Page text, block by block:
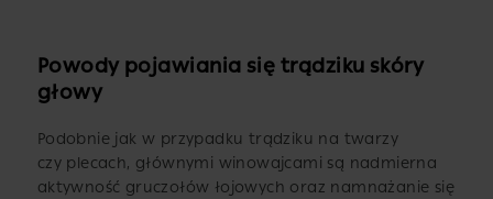
Powody pojawiania się trądziku skóry
głowy
Podobnie jak w przypadku trądziku na twarzy
czy plecach, głównymi winowajcami są nadmierna
aktywność gruczołów łojowych oraz namnażanie się